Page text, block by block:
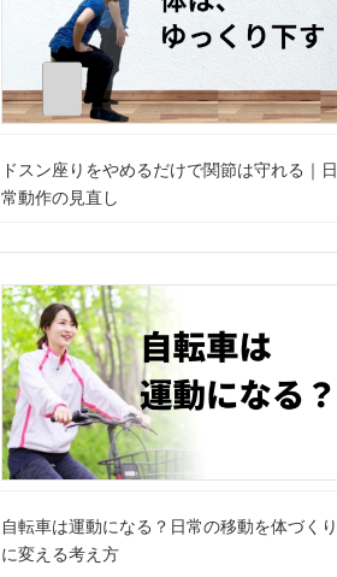
ドスン座りをやめるだけで関節は守れる｜日
常動作の見直し
自転車は運動になる？日常の移動を体づくり
に変える考え方